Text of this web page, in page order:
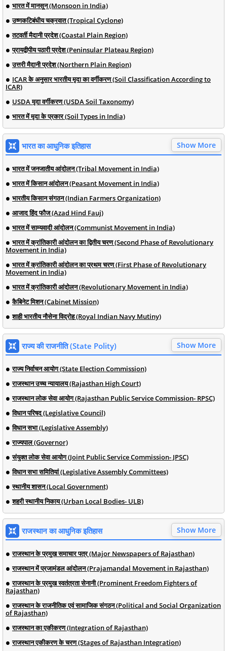
भारत में मानसून (Monsoon in India)
उष्णकटिबंधीय चक्रवात (Tropical Cyclone)
तटवर्ती मैदानी प्रदेश (Coastal Plain Region)
प्रायद्वीपीय पठारी प्रदेश (Peninsular Plateau Region)
उत्तरी मैदानी प्रदेश (Northern Plain Region)
ICAR के अनुसार भारतीय मृदा का वर्गीकरण (Soil Classification According to
ICAR)
USDA मृदा वर्गीकरण (USDA Soil Taxonomy)
भारत में मृदा के प्रकार (Soil Types in India)
भारत का आधुनिक इतिहास Show More
भारत में जनजातीय आंदोलन (Tribal Movement in India)
भारत में किसान आंदोलन (Peasant Movement in India)
भारतीय किसान संगठन (Indian Farmers Organization)
आजाद हिंद फौज (Azad Hind Fauj)
भारत में साम्यवादी आंदोलन (Communist Movement in India)
भारत में क्रांतिकारी आंदोलन का द्वितीय चरण (Second Phase of Revolutionary
Movement in India)
भारत में क्रांतिकारी आंदोलन का प्रथम चरण (First Phase of Revolutionary
Movement in India)
भारत में क्रांतिकारी आंदोलन (Revolutionary Movement in India)
कैबिनेट मिशन (Cabinet Mission)
शाही भारतीय नौसेना विद्रोह (Royal Indian Navy Mutiny)
राज्य की राजनीति (State Polity) Show More
राज्य निर्वाचन आयोग (State Election Commission)
राजस्थान उच्च न्यायालय (Rajasthan High Court)
राजस्थान लोक सेवा आयोग (Rajasthan Public Service Commission- RPSC)
विधान परिषद (Legislative Council)
विधान सभा (Legislative Assembly)
राज्यपाल (Governor)
संयुक्त लोक सेवा आयोग (Joint Public Service Commission- JPSC)
विधान सभा समितियां (Legislative Assembly Committees)
स्थानीय शासन (Local Government)
शहरी स्थानीय निकाय (Urban Local Bodies- ULB)
राजस्थान का आधुनिक इतिहास Show More
राजस्थान के प्रमुख समाचार पत्र (Major Newspapers of Rajasthan)
राजस्थान में प्रजामंडल आंदोलन (Prajamandal Movement in Rajasthan)
राजस्थान के प्रमुख स्वतंत्रता सेनानी (Prominent Freedom Fighters of
Rajasthan)
राजस्थान के राजनीतिक एवं सामाजिक संगठन (Political and Social Organization
of Rajasthan)
राजस्थान का एकीकरण (Integration of Rajasthan)
राजस्थान एकीकरण के चरण (Stages of Rajasthan Integration)